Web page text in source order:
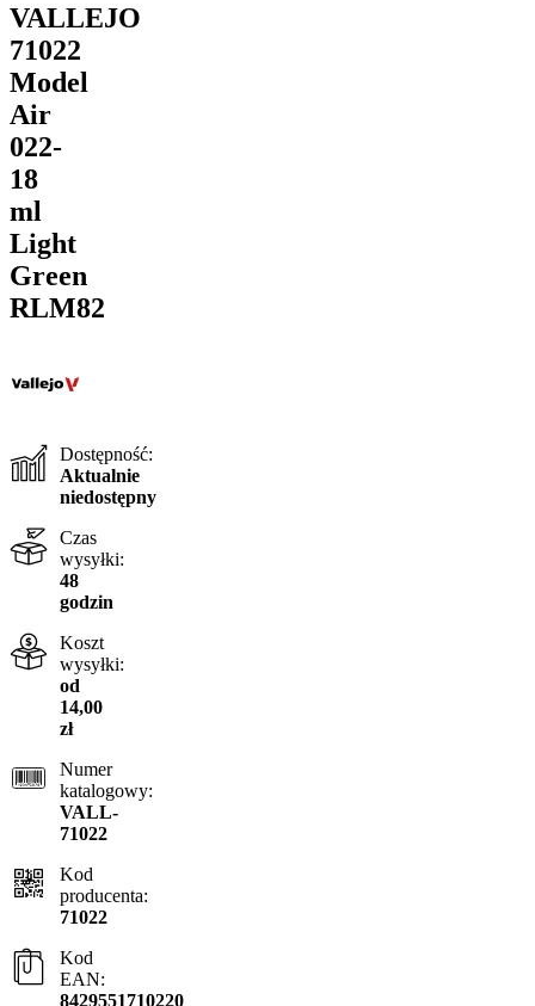
VALLEJO
71022
Model
Air
022-
18
ml
Light
Green
RLM82
Dostępność:
Aktualnie
niedostępny
Czas
wysyłki:
48
godzin
Koszt
wysyłki:
od
14,00
zł
Numer
katalogowy:
VALL-
71022
Kod
producenta:
71022
Kod
EAN:
8429551710220